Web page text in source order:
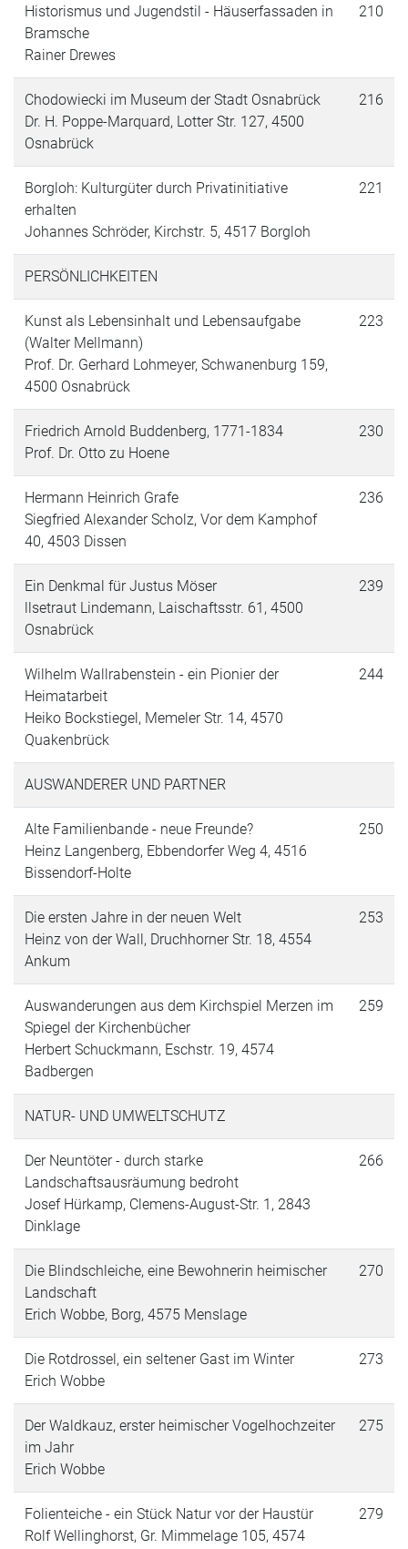
Historismus und Jugendstil - Häuserfassaden in
Bramsche
Rainer Drewes
210
Chodowiecki im Museum der Stadt Osnabrück
Dr. H. Poppe-Marquard, Lotter Str. 127, 4500
Osnabrück
216
Borgloh: Kulturgüter durch Privatinitiative
erhalten
Johannes Schröder, Kirchstr. 5, 4517 Borgloh
221
PERSÖNLICHKEITEN
Kunst als Lebensinhalt und Lebensaufgabe
(Walter Mellmann)
Prof. Dr. Gerhard Lohmeyer, Schwanenburg 159,
4500 Osnabrück
223
Friedrich Arnold Buddenberg, 1771-1834
Prof. Dr. Otto zu Hoene
230
Hermann Heinrich Grafe
Siegfried Alexander Scholz, Vor dem Kamphof
40, 4503 Dissen
236
Ein Denkmal für Justus Möser
llsetraut Lindemann, Laischaftsstr. 61, 4500
Osnabrück
239
Wilhelm Wallrabenstein - ein Pionier der
Heimatarbeit
Heiko Bockstiegel, Memeler Str. 14, 4570
Quakenbrück
244
AUSWANDERER UND PARTNER
Alte Familienbande - neue Freunde?
Heinz Langenberg, Ebbendorfer Weg 4, 4516
Bissendorf-Holte
250
Die ersten Jahre in der neuen Welt
Heinz von der Wall, Druchhorner Str. 18, 4554
Ankum
253
Auswanderungen aus dem Kirchspiel Merzen im
Spiegel der Kirchenbücher
Herbert Schuckmann, Eschstr. 19, 4574
Badbergen
259
NATUR- UND UMWELTSCHUTZ
Der Neuntöter - durch starke
Landschaftsausräumung bedroht
Josef Hürkamp, Clemens-August-Str. 1, 2843
Dinklage
266
Die Blindschleiche, eine Bewohnerin heimischer
Landschaft
Erich Wobbe, Borg, 4575 Menslage
270
Die Rotdrossel, ein seltener Gast im Winter
Erich Wobbe
273
Der Waldkauz, erster heimischer Vogelhochzeiter
im Jahr
Erich Wobbe
275
Folienteiche - ein Stück Natur vor der Haustür
Rolf Wellinghorst, Gr. Mimmelage 105, 4574
279